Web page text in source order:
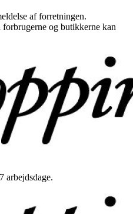
af forretningen.
forbrugerne og butikkerne kan
arbejdsdage.